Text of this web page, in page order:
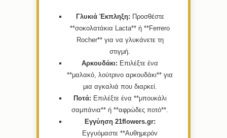
Γλυκιά Έκπληξη: Προσθέστε
**σοκολατάκια Lacta** ή **Ferrero
Rocher** για να γλυκάνετε τη
στιγμή.
Αρκουδάκι: Επιλέξτε ένα
**μαλακό, λούτρινο αρκουδάκι** για
μια αγκαλιά που διαρκεί.
Ποτά: Επιλέξτε ένα **μπουκάλι
σαμπάνια** ή **αφρώδες ποτό**.
Εγγύηση 21flowers.gr:
Εγγυόμαστε **Αυθημερόν